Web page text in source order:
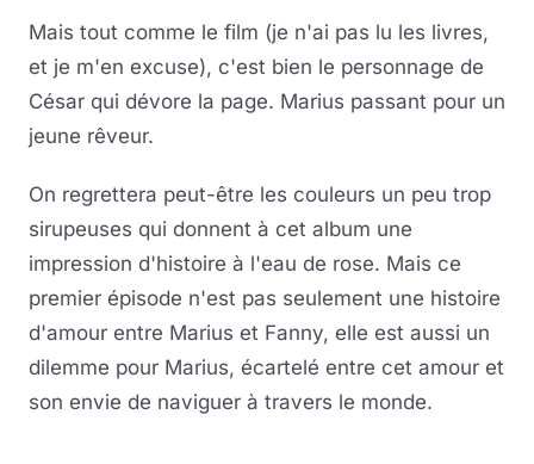
Mais tout comme le film (je n'ai pas lu les livres,
et je m'en excuse), c'est bien le personnage de
César qui dévore la page. Marius passant pour un
jeune rêveur.
On regrettera peut-être les couleurs un peu trop
sirupeuses qui donnent à cet album une
impression d'histoire à l'eau de rose. Mais ce
premier épisode n'est pas seulement une histoire
d'amour entre Marius et Fanny, elle est aussi un
dilemme pour Marius, écartelé entre cet amour et
son envie de naviguer à travers le monde.